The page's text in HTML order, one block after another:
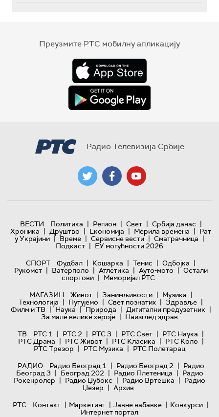
Преузмите РТС мобилну апликацију
Радио Телевизија Србије
ВЕСТИ Политика | Регион | Свет | Србија данас |
Хроника | Друштво | Економија | Мерила времена | Рат
у Украјини | Време | Сервисне вести | Сматрачница |
Подкаст | ЕУ могућности 2026
СПОРТ
Фудбал | Кошарка | Тенис | Одбојка |
Рукомет | Ватерполо | Атлетика | Ауто-мото | Остали
спортови | Меморијал РТС
МАГАЗИН
Живот | Занимљивости | Музика |
Технологијa | Путујемо | Свет познатих | Здравље |
Филм и ТВ | Наука | Природа | Дигитални предузетник |
За мале велике хероје | Наизглед здрав
ТВ
РТС 1 | РТС 2 | РТС 3 | РТС Свет | РТС Наука |
РТС Драма | РТС Живот | РТС Класика | РТС Коло |
РТС Трезор | РТС Музика | РТС Полетарац
РАДИО
Радио Београд 1 | Радио Београд 2 | Радио
Београд 3 | Београд 202 | Радио Плетеница | Радио
Рокенролер | Радио Џубокс | Радио Вртешка | Радио
Џезер | Архив
РТС
Контакт | Маркетинг | Јавне набавке | Конкурси |
Интернет портал